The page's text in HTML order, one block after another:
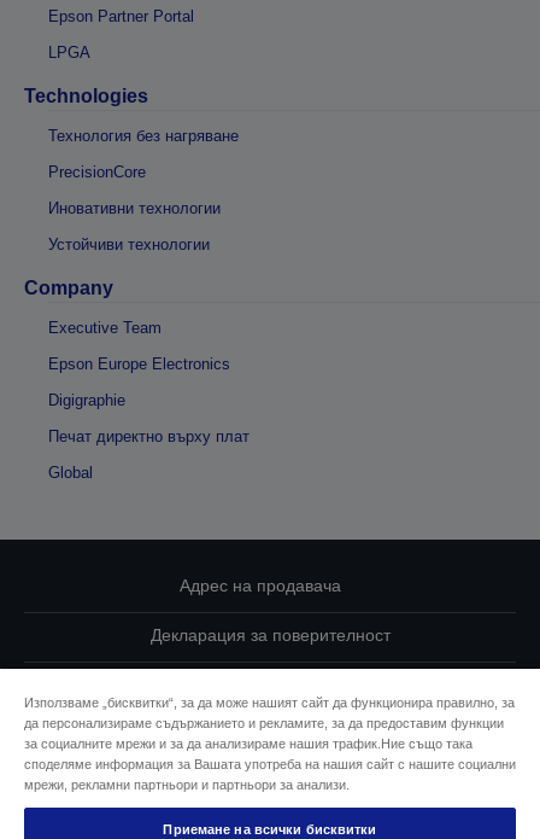
Epson Partner Portal
LPGA
Technologies
Технология без нагряване
PrecisionCore
Иновативни технологии
Устойчиви технологии
Company
Executive Team
Epson Europe Electronics
Digigraphie
Печат директно върху плат
Global
Адрес на продавача
Декларация за поверителност
Свържете се с нас за Вашите данни
Информация за бисквитките
Ангажимент за достъпност на Epson
Използваме „бисквитки“, за да може нашият сайт да функционира правилно, за
да персонализираме съдържанието и рекламите, за да предоставим функции
за социалните мрежи и за да анализираме нашия трафик.Ние също така
споделяме информация за Вашата употреба на нашия сайт с нашите социални
мрежи, рекламни партньори и партньори за анализи.
Приемане на всички бисквитки